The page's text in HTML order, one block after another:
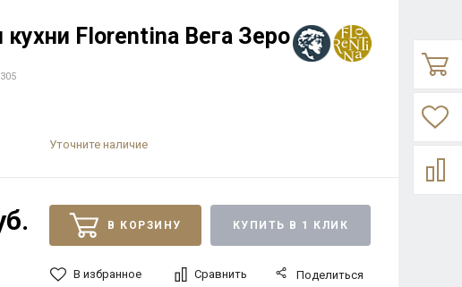
Florentina Вега Зеро
Уточните наличие
В КОРЗИНУ КУПИТЬ В 1 КЛИК
В избранное Сравнить Поделиться